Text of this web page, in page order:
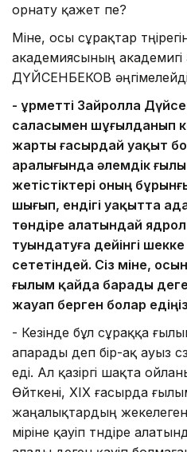
орнату қажет пе?
Міне, осы сұрақтар
академиясының академигі
ДҮЙСЕНБЕКОВ
- Құрметті Зайролла
саласымен шұ­­­ғыл­данып
жарты ға­сырдай уақыт
ара­­­лығында әлем­дік
жетістіктері оның
шығып, ендігі уа­қытта
төндіре алатындай
туындатуға дейінгі
сететіндей. Сіз мі­не,
ғылым қайда барады
жауап берген болар
- Кезінде бұл сұраққа
апарады деп бір-ақ ауыз
еді. Ал қазіргі шақта
Өйткені, ХІХ ғасырда
жаңалықтардың
өміріне қауіп төндіре